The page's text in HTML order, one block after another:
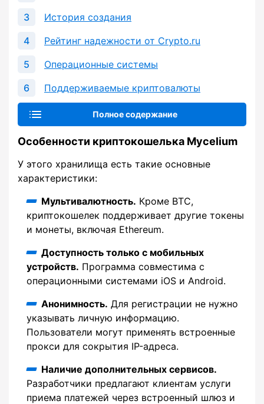
История создания
Рейтинг надежности от Crypto.ru
Операционные системы
Поддерживаемые криптовалюты
Полное содержание
Особенности криптокошелька Mycelium
У этого хранилища есть такие основные
характеристики:
Мультивалютность. Кроме BTC,
криптокошелек поддерживает другие токены
и монеты, включая Ethereum.
Доступность только с мобильных
устройств. Программа совместима с
операционными системами iOS и Android.
Анонимность. Для регистрации не нужно
указывать личную информацию.
Пользователи могут применять встроенные
прокси для сокрытия IP-адреса.
Наличие дополнительных сервисов.
Разработчики предлагают клиентам услуги
приема платежей через встроенный шлюз и